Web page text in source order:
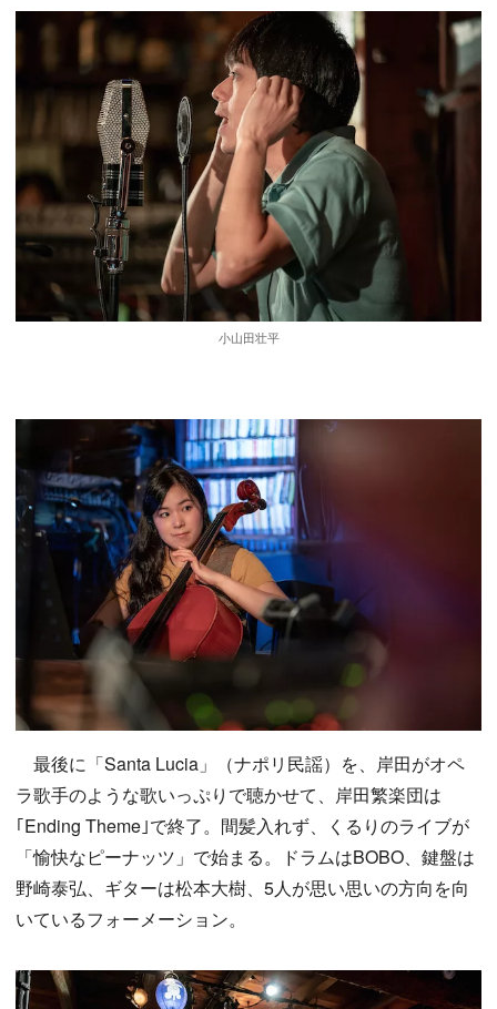
小山田壮平
最後に「Santa Lucia」（ナポリ民謡）を、岸田がオペ
ラ歌手のような歌いっぷりで聴かせて、岸田繁楽団は
｢Ending Theme｣で終了。間髪入れず、くるりのライブが
「愉快なピーナッツ」で始まる。ドラムはBOBO、鍵盤は
野崎泰弘、ギターは松本大樹、5人が思い思いの方向を向
いているフォーメーション。